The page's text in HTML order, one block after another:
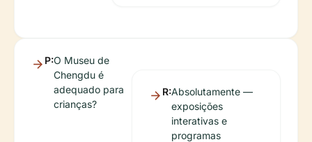
P:O Museu de
Chengdu é
adequado para
crianças?
R:Absolutamente —
exposições
interativas e
programas